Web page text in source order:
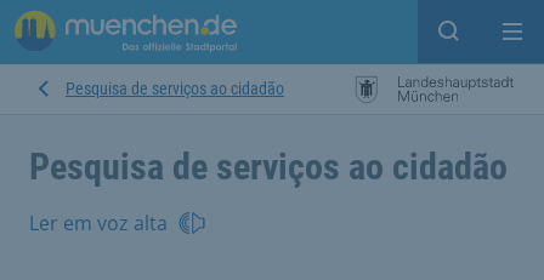
Open
Pesquisa de serviços ao cidadão
Pesquisa de serviços ao cidadão
Ler em voz alta